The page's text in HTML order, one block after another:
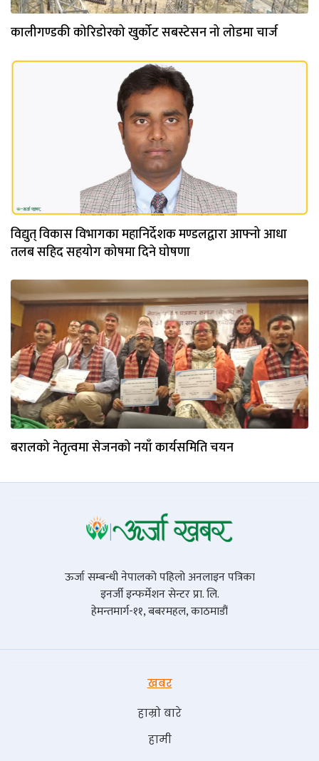
कालीगण्डकी कोरिडोरको खुर्कोट सबस्टेसन नो लोडमा चार्ज
विद्युत् विकास विभागका महानिर्देशक मण्डलद्वारा आफ्नो आधा
तलब सहिद सहयोग कोषमा दिने घोषणा
बरालको नेतृत्वमा सेजनको नयाँ कार्यसमिति चयन
ऊर्जा सम्बन्धी नेपालको पहिलो अनलाइन पत्रिका
इनर्जी इन्फर्मेशन सेन्टर प्रा. लि.
हेमन्तमार्ग-११, बबरमहल, काठमाडौं
खबर
हाम्रो बारे
हामी